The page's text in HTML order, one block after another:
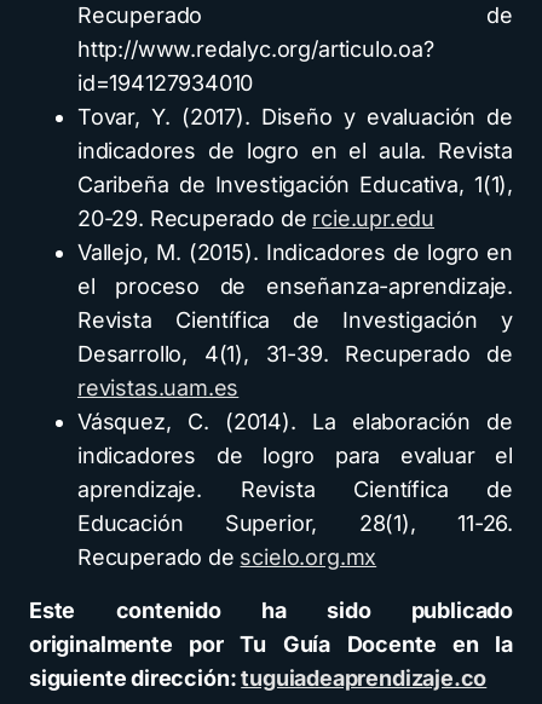
Recuperado de
http://www.redalyc.org/articulo.oa?
id=194127934010
Tovar, Y. (2017). Diseño y evaluación de
indicadores de logro en el aula. Revista
Caribeña de Investigación Educativa, 1(1),
20-29. Recuperado de rcie.upr.edu
Vallejo, M. (2015). Indicadores de logro en
el proceso de enseñanza-aprendizaje.
Revista Científica de Investigación y
Desarrollo, 4(1), 31-39. Recuperado de
revistas.uam.es
Vásquez, C. (2014). La elaboración de
indicadores de logro para evaluar el
aprendizaje. Revista Científica de
Educación Superior, 28(1), 11-26.
Recuperado de scielo.org.mx
Este contenido ha sido publicado
originalmente por Tu Guía Docente en la
siguiente dirección:tuguiadeaprendizaje.co